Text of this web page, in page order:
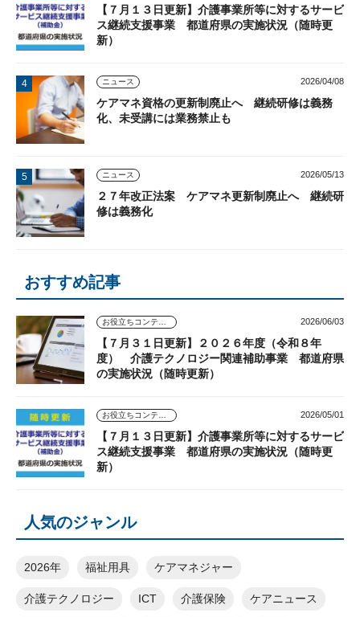
【７月１３日更新】介護事業所等に対するサービ
ス継続支援事業 都道府県の実施状況（随時更
新）
ニュース 2026/04/08
ケアマネ資格の更新制廃止へ 継続研修は義務
化、未受講には業務禁止も
ニュース 2026/05/13
２７年改正法案 ケアマネ更新制廃止へ 継続研
修は義務化
おすすめ記事
お役立ちコンテンツ 2026/06/03
【７月３１日更新】２０２６年度（令和８年
度） 介護テクノロジー関連補助事業 都道府県
の実施状況（随時更新）
お役立ちコンテンツ 2026/05/01
【７月１３日更新】介護事業所等に対するサービ
ス継続支援事業 都道府県の実施状況（随時更
新）
人気のジャンル
2026年 福祉用具 ケアマネジャー
介護テクノロジー ICT 介護保険 ケアニュース